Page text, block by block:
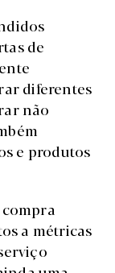
de
diferentes
não
e produtos
a métricas